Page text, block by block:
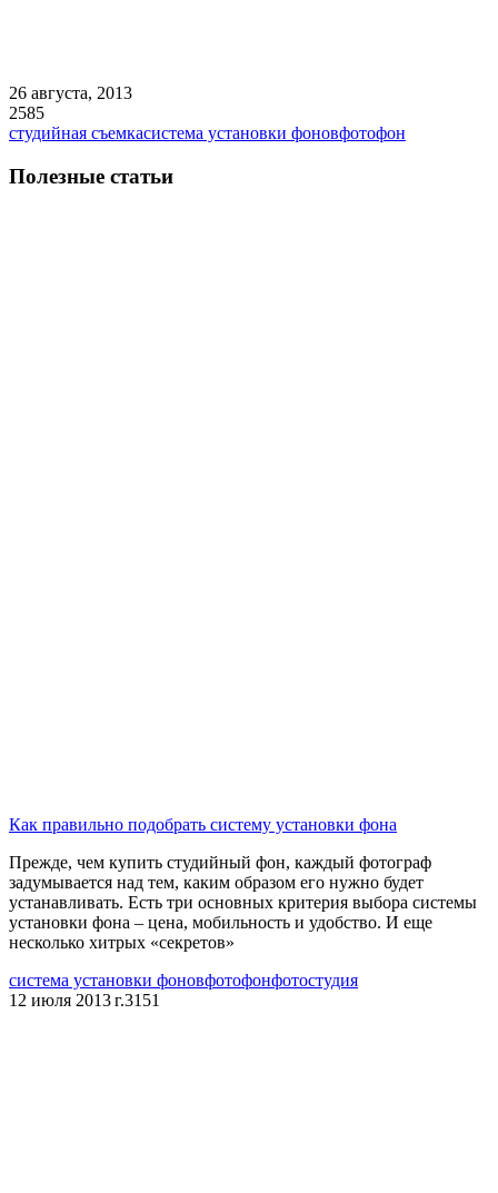
26 августа, 2013
2585
студийная съемкасистема установки фоновфотофон
Полезные статьи
Как правильно подобрать систему установки фона
Прежде, чем купить студийный фон, каждый фотограф
задумывается над тем, каким образом его нужно будет
устанавливать. Есть три основных критерия выбора системы
установки фона – цена, мобильность и удобство. И еще
несколько хитрых «секретов»
система установки фоновфотофонфотостудия
12 июля 2013 г.3151